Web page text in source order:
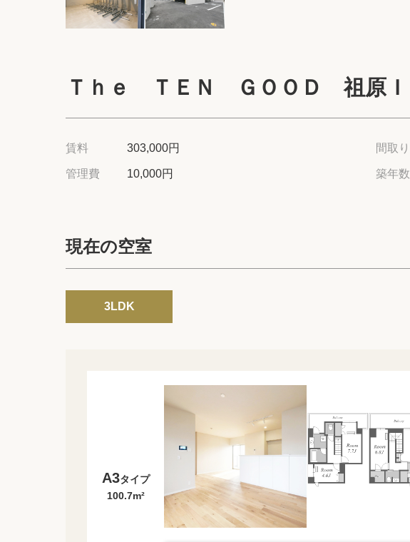
Ｔｈｅ ＴＥＮ ＧＯＯＤ 祖原Ｉ
賃料 303,000円 間取り
管理費 10,000円 築年数
現在の空室
3LDK
A3タイプ
100.7m²